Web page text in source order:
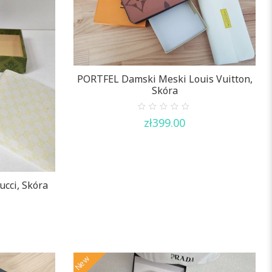
Skóra
PORTFEL Damski Meski Louis Vuitton,
Skóra
out
zł399.00
New